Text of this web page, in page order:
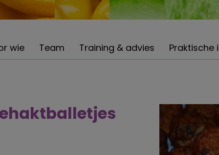
wie Team Training & advies Praktische